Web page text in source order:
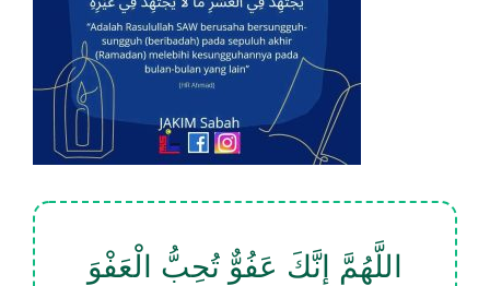
اللَّهُمَّ إِنَّكَ عَفُوٌّ تُحِبُّ الْعَفْوَ